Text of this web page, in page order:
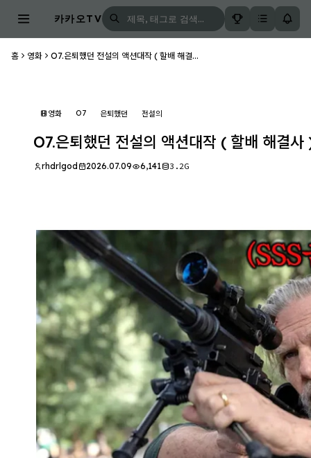
카카오TV
홈 영화 O7.은퇴했던 전설의 액션대작 ( 할배 해결...
영화 O7 은퇴했던 전설의
O7.은퇴했던 전설의 액션대작 ( 할배 해결
rhdrlgod 2026.07.09 6,141 3.2G